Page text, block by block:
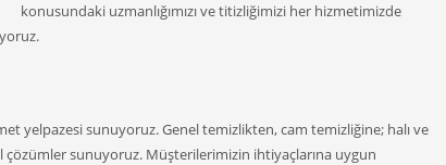
konusundaki uzmanlığımızı ve titizliğimizi her hizmetimizde
yelpazesi sunuyoruz. Genel temizlikten, cam temizliğine; halı ve
sunuyoruz. Müşterilerimizin ihtiyaçlarına uygun